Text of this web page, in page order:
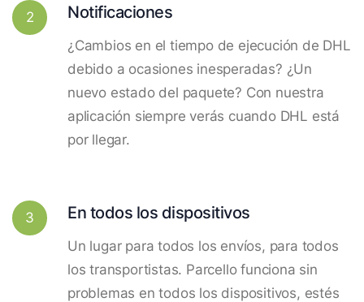
2 Notificaciones
¿Cambios en el tiempo de ejecución de DHL
debido a ocasiones inesperadas? ¿Un
nuevo estado del paquete? Con nuestra
aplicación siempre verás cuando DHL está
por llegar.
3 En todos los dispositivos
Un lugar para todos los envíos, para todos
los transportistas. Parcello funciona sin
problemas en todos los dispositivos, estés